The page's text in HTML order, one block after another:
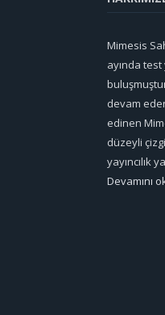
Mimesis
ayında test
devam
edinen
düzeyli
yayıncılık
Devamını